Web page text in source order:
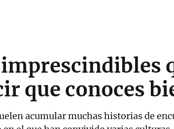
que conoces
acumular muchas historias de